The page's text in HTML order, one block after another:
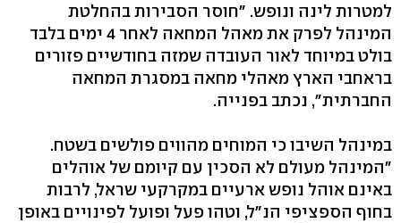
למטרות לינה ונופש. "חוסר הסבירות בהחלטת
המינהל לפרק את מאהל המחאה לאחר 4 ימים בלבד
בולט במיוחד לאור העובדה שמזה בחודשיים פזורים
בראחבי הארץ מאהלי מחאה במסגרת המחאה
החברתית", נכתב בפנייה.
במינהל השיבו כי המוחים מהווים פולשים בשטח.
"המינהל מעולם לא הסכין עם קיומם של אוהלים
באינם אוהל נופש ארעיים במקרקעי שראל, לרבות
בחוף הספציפי הנ"ל, וטהו פעל ופועל לפינויים באופן